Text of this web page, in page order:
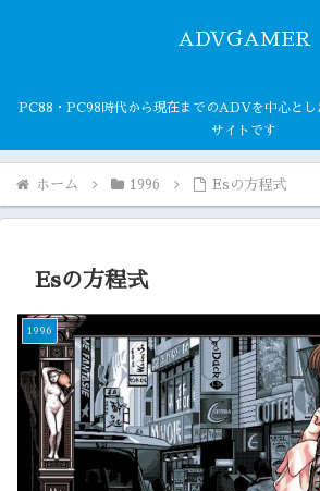
ADVGAMER
PC88・PC98時代から現在までのADVを中心と
サイトです
ホーム 1996 Esの方程式
Esの方程式
1996